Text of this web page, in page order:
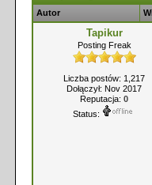
Autor
Tapikur
Posting Freak
Liczba postów: 1,217
Dołączył: Nov 2017
Reputacja: 0
Status: